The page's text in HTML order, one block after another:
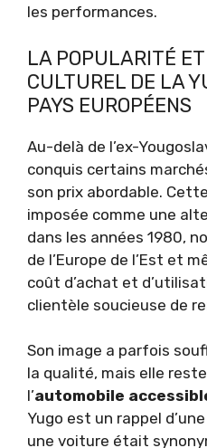
les performances.
LA POPULARITÉ ET
CULTUREL DE LA
PAYS EUROPÉENS
Au-delà de l’ex-
conquis certains
son prix abordable.
imposée comme une
dans les années 1980,
de l’Europe de l’Est et
coût d’achat et
clientèle soucieuse de
Son image a parfois
la qualité, mais elle
l’automobile
Yugo est un rappel
une voiture était